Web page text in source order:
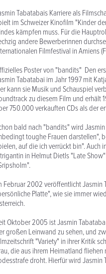
Tabatabais Karriere als
im Schweizer Kinofilm "Kinder
kämpfen muss. Für die
andere Bewerberinnen
Filmfestival in Amiens
Poster von "bandits" Den
Tabatabai im Jahr 1997 mit
kann sie Musik und Schauspiel
zu diesem Film und erhält
750.000 verkauften CDs als der
bald nach "bandits" wird
toughe Frauen darstellen",
auf die ich verrückt bin". Auch
in Helmut Dietls "Late
Februar 2002 veröffentlicht Jasmin
Platte", wie sie immer
Oktober 2005 ist Jasmin
großen Leinwand zu sehen, und
"Variety" in ihrer Kritik
die aus ihrem Heimatland
droht. Hierfür wird